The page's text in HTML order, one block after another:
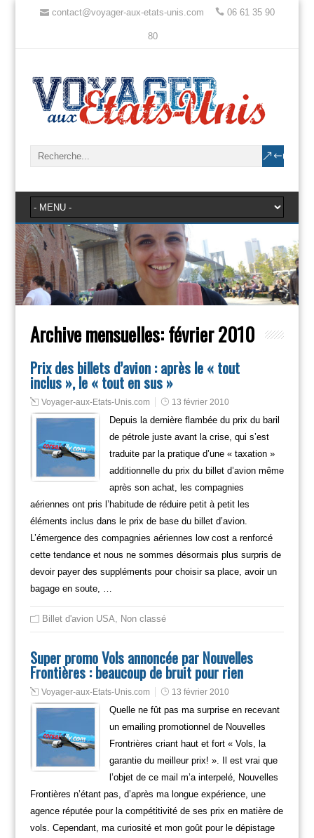
contact@voyager-aux-etats-unis.com 06 61 35 90
80
Archive mensuelles:février 2010
Prix des billets d’avion : après le « tout
inclus », le « tout en sus »
Voyager-aux-Etats-Unis.com 13 février 2010
Depuis la dernière flambée du prix du baril
de pétrole juste avant la crise, qui s’est
traduite par la pratique d’une « taxation »
additionnelle du prix du billet d’avion même
après son achat, les compagnies
aériennes ont pris l’habitude de réduire petit à petit les
éléments inclus dans le prix de base du billet d’avion.
L’émergence des compagnies aériennes low cost a renforcé
cette tendance et nous ne sommes désormais plus surpris de
devoir payer des suppléments pour choisir sa place, avoir un
bagage en soute, …
Billet d'avion USA Non classé
Super promo Vols annoncée par Nouvelles
Frontières : beaucoup de bruit pour rien
Voyager-aux-Etats-Unis.com 13 février 2010
Quelle ne fût pas ma surprise en recevant
un emailing promotionnel de Nouvelles
Frontrières criant haut et fort « Vols, la
garantie du meilleur prix! ». Il est vrai que
l’objet de ce mail m’a interpelé, Nouvelles
Frontières n’étant pas, d’après ma longue expérience, une
agence réputée pour la compétitivité de ses prix en matière de
vols. Cependant, ma curiosité et mon goût pour le dépistage